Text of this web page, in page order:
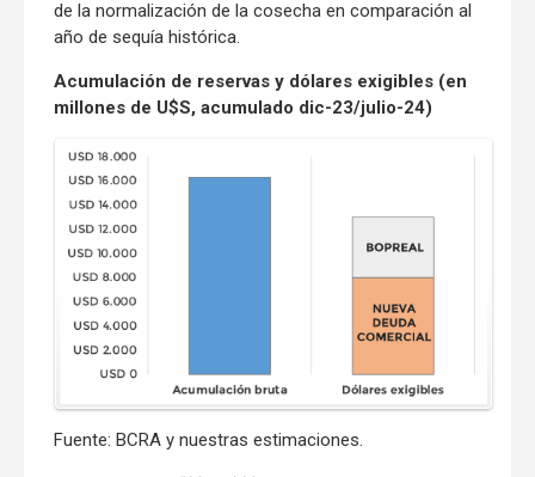
de la normalización de la cosecha en comparación al
año de sequía histórica.
Acumulación de reservas y dólares exigibles (en
millones de U$S, acumulado dic-23/julio-24)
Fuente: BCRA y nuestras estimaciones.